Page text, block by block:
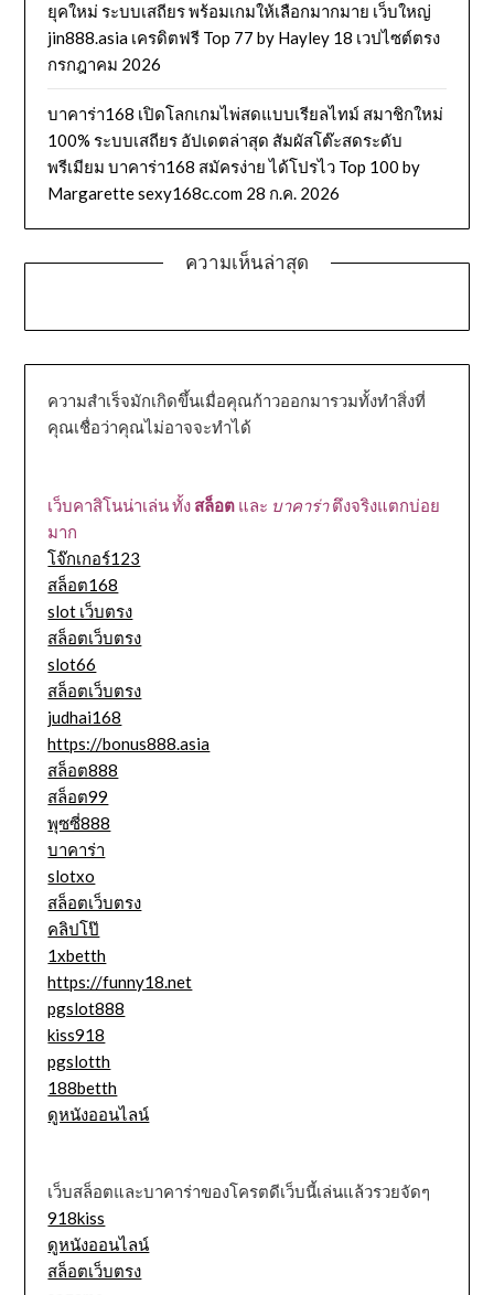
ยุคใหม่ ระบบเสถียร พร้อมเกมให้เลือกมากมาย เว็บใหญ่
jin888.asia เครดิตฟรี Top 77 by Hayley 18 เวปไซต์ตรง
กรกฎาคม 2026
บาคาร่า168 เปิดโลกเกมไพ่สดแบบเรียลไทม์ สมาชิกใหม่
100% ระบบเสถียร อัปเดตล่าสุด สัมผัสโต๊ะสดระดับ
พรีเมียม บาคาร่า168 สมัครง่าย ได้โปรไว Top 100 by
Margarette sexy168c.com 28 ก.ค. 2026
ความเห็นล่าสุด
ความสำเร็จมักเกิดขึ้นเมื่อคุณก้าวออกมารวมทั้งทำสิ่งที่
คุณเชื่อว่าคุณไม่อาจจะทำได้
เว็บคาสิโนน่าเล่น ทั้ง สล็อต และ บาคาร่าตึงจริงแตกบ่อย
มาก
โจ๊กเกอร์123
สล็อต168
slot เว็บตรง
สล็อตเว็บตรง
slot66
สล็อตเว็บตรง
judhai168
https://bonus888.asia
สล็อต888
สล็อต99
พุซซี่888
บาคาร่า
slotxo
สล็อตเว็บตรง
คลิปโป๊
1xbetth
https://funny18.net
pgslot888
kiss918
pgslotth
188betth
ดูหนังออนไลน์
เว็บสล็อตและบาคาร่าของโครตดีเว็บนี้เล่นแล้วรวยจัดๆ
918kiss
ดูหนังออนไลน์
สล็อตเว็บตรง